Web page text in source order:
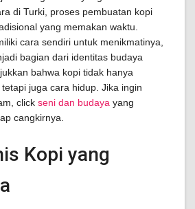
di Turki, proses pembuatan kopi
yang memakan waktu.
cara sendiri untuk menikmatinya,
bagian dari identitas budaya
bahwa kopi tidak hanya
juga cara hidup. Jika ingin
click seni dan budaya yang
cangkirnya.
Kopi yang